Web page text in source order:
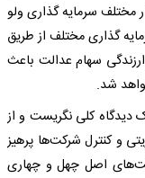
مختلف سرمایه گذاری ولو
گذاری مختلف از طریق
سهام عدالت باعث
شد.
دیدگاه کلی نگریست و از
و کنترل شرکت‌ها پرهیز
اصل چهل و چهاری